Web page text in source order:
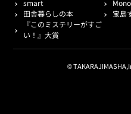
smart
田舎暮らしの本
宝島
『このミステリーがすご
い！』大賞
©